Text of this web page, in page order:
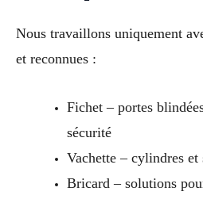
Nous travaillons uniquement
et reconnues :
Fichet – portes
sécurité
Vachette – cylindres
Bricard – solutions